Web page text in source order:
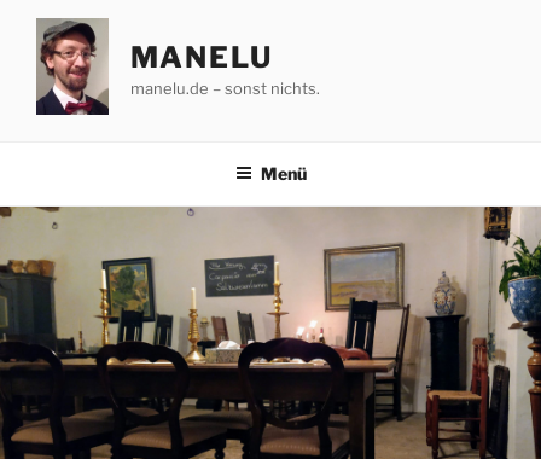
Zum
Inhalt
springen
MANELU
manelu.de – sonst nichts.
Menü